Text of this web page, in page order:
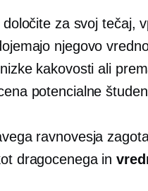
za svoj tečaj,
njegovo
kakovosti ali
potencialne
ravnovesja
dragocenega in